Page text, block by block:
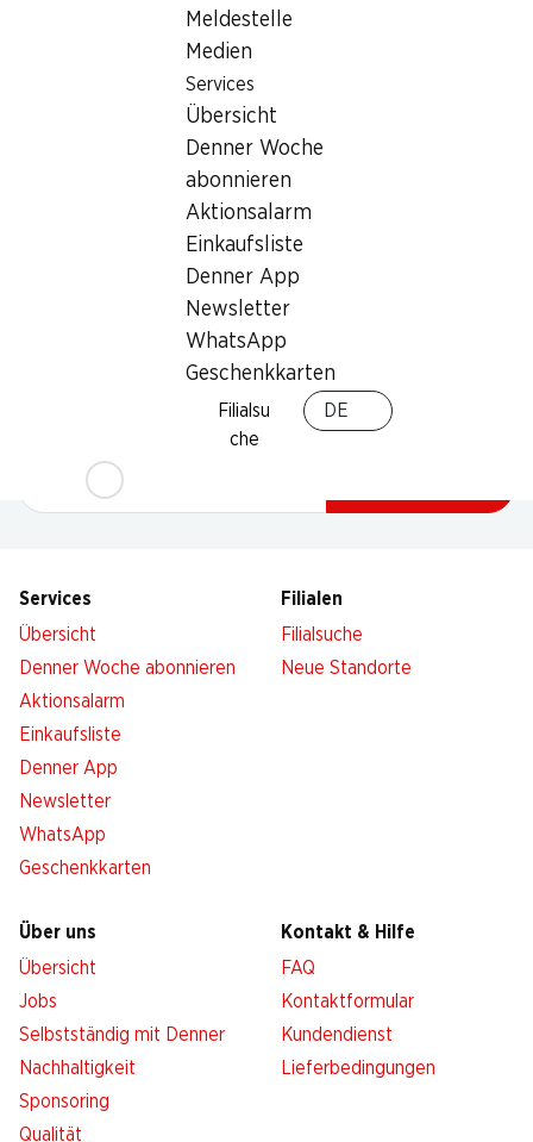
Meldestelle
Medien
Services
Übersicht
Denner Woche
abonnieren
Aktionsalarm
Einkaufsliste
Denner App
Newsletter
WhatsApp
Geschenkkarten
Filialsu
che
DE
Bleiben Sie mit dem Denner Newsletter immer auf dem
neusten Stand. Melden Sie sich jetzt an!
E-Mail Adresse
Services
Übersicht
Denner Woche abonnieren
Aktionsalarm
Einkaufsliste
Denner App
Newsletter
WhatsApp
Geschenkkarten
Filialen
Filialsuche
Neue Standorte
Über uns
Übersicht
Jobs
Selbstständig mit Denner
Nachhaltigkeit
Sponsoring
Qualität
Kontakt & Hilfe
FAQ
Kontaktformular
Kundendienst
Lieferbedingungen